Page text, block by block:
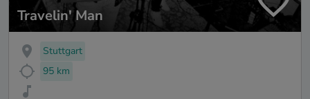
Travelin' Man
Stuttgart
95 km